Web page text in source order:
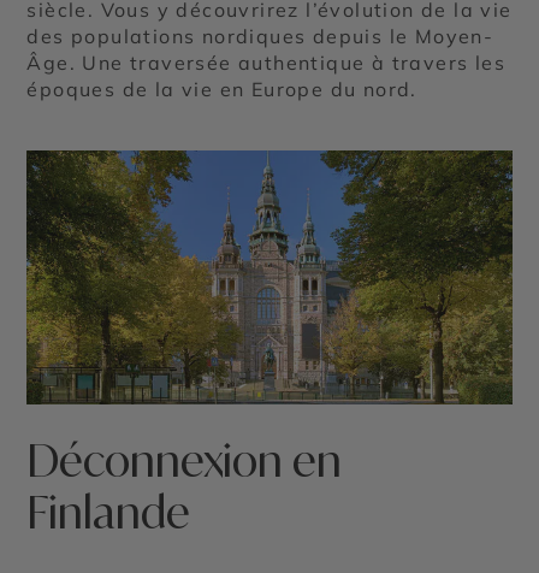
siècle. Vous y découvrirez l’évolution de la vie
des populations nordiques depuis le Moyen-
Âge. Une traversée authentique à travers les
époques de la vie en Europe du nord.
Déconnexion en
Finlande